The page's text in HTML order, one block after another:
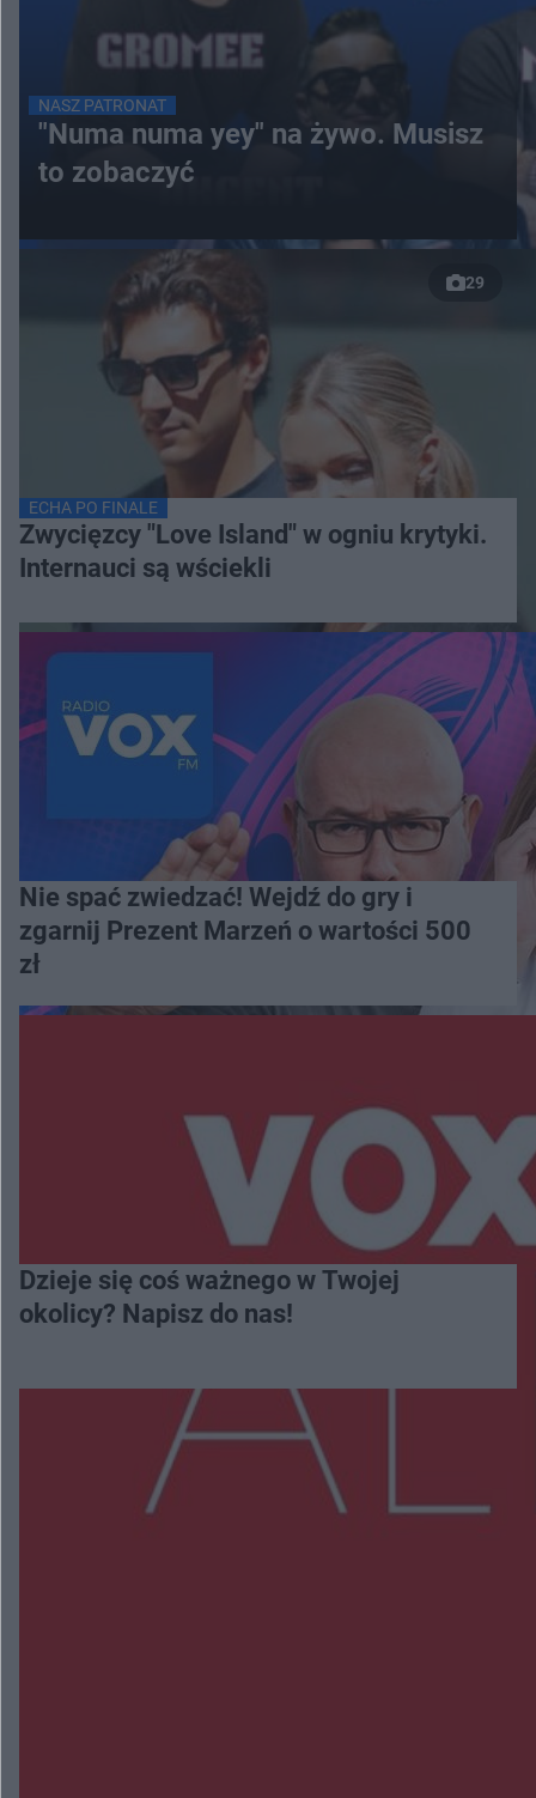
NASZ PATRONAT
"Numa numa yey" na żywo. Musisz
to zobaczyć
29
ECHA PO FINALE
Zwycięzcy "Love Island" w ogniu krytyki.
Internauci są wściekli
Nie spać zwiedzać! Wejdź do gry i
zgarnij Prezent Marzeń o wartości 500
zł
Dzieje się coś ważnego w Twojej
okolicy? Napisz do nas!
Więcej